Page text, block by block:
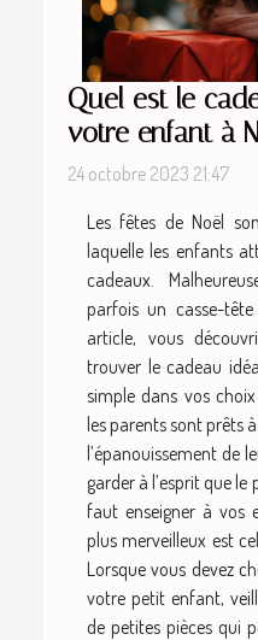
Quel est le
votre enfant à
24 octobre 2023 21:47
Les fêtes de Noël
laquelle les enfants
cadeaux.
parfois un casse-
article, vous
trouver le cadeau
simple dans vos
les parents sont prêts
l’épanouissement de
garder à l’esprit que
faut enseigner à vos
plus merveilleux est
Lorsque vous devez
votre petit enfant,
de petites pièces qui